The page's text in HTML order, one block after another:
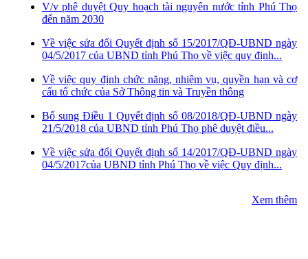
V/v phê duyệt Quy hoạch tài nguyên nước tỉnh Phú Thọ
đến năm 2030
Về việc sửa đổi Quyết định số 15/2017/QĐ-UBND ngày
04/5/2017 của UBND tỉnh Phú Thọ về việc quy định...
Về việc quy định chức năng, nhiệm vụ, quyền hạn và cơ
cấu tổ chức của Sở Thông tin và Truyền thông
Bổ sung Điều 1 Quyết định số 08/2018/QĐ-UBND ngày
21/5/2018 của UBND tỉnh Phú Thọ phê duyệt điều...
Về việc sửa đổi Quyết định số 14/2017/QĐ-UBND ngày
04/5/2017của UBND tỉnh Phú Thọ về việc Quy định...
Xem thêm